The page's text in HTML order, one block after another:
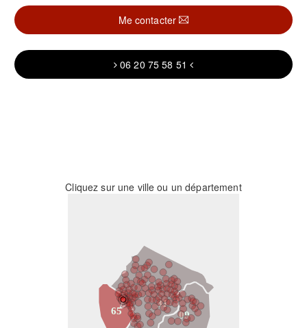
Me contacter
06 20 75 58 51
Cliquez sur une ville ou un département
31
09
65